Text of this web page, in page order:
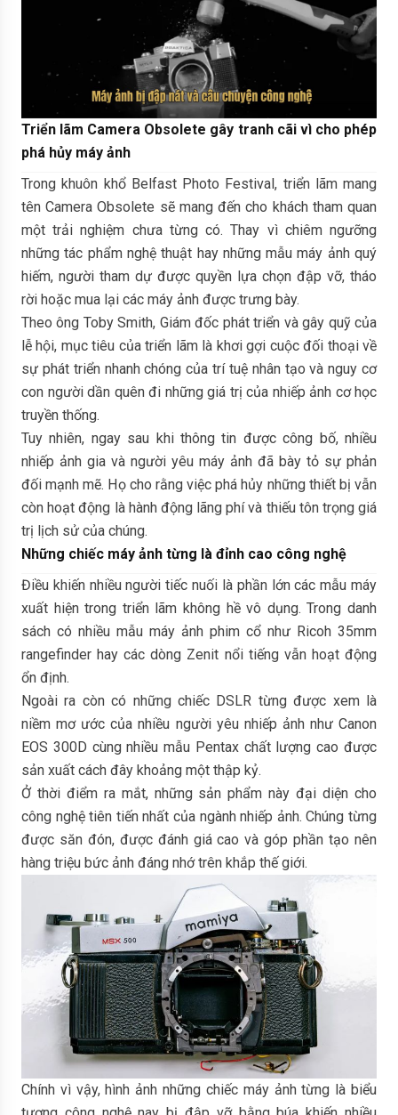
Triển lãm Camera Obsolete gây tranh cãi vì cho phép
phá hủy máy ảnh
Trong khuôn khổ Belfast Photo Festival, triển lãm mang
tên Camera Obsolete sẽ mang đến cho khách tham quan
một trải nghiệm chưa từng có. Thay vì chiêm ngưỡng
những tác phẩm nghệ thuật hay những mẫu máy ảnh quý
hiếm, người tham dự được quyền lựa chọn đập vỡ, tháo
rời hoặc mua lại các máy ảnh được trưng bày.
Theo ông Toby Smith, Giám đốc phát triển và gây quỹ của
lễ hội, mục tiêu của triển lãm là khơi gợi cuộc đối thoại về
sự phát triển nhanh chóng của trí tuệ nhân tạo và nguy cơ
con người dần quên đi những giá trị của nhiếp ảnh cơ học
truyền thống.
Tuy nhiên, ngay sau khi thông tin được công bố, nhiều
nhiếp ảnh gia và người yêu máy ảnh đã bày tỏ sự phản
đối mạnh mẽ. Họ cho rằng việc phá hủy những thiết bị vẫn
còn hoạt động là hành động lãng phí và thiếu tôn trọng giá
trị lịch sử của chúng.
Những chiếc máy ảnh từng là đỉnh cao công nghệ
Điều khiến nhiều người tiếc nuối là phần lớn các mẫu máy
xuất hiện trong triển lãm không hề vô dụng. Trong danh
sách có nhiều mẫu máy ảnh phim cổ như Ricoh 35mm
rangefinder hay các dòng Zenit nổi tiếng vẫn hoạt động
ổn định.
Ngoài ra còn có những chiếc DSLR từng được xem là
niềm mơ ước của nhiều người yêu nhiếp ảnh như Canon
EOS 300D cùng nhiều mẫu Pentax chất lượng cao được
sản xuất cách đây khoảng một thập kỷ.
Ở thời điểm ra mắt, những sản phẩm này đại diện cho
công nghệ tiên tiến nhất của ngành nhiếp ảnh. Chúng từng
được săn đón, được đánh giá cao và góp phần tạo nên
hàng triệu bức ảnh đáng nhớ trên khắp thế giới.
Chính vì vậy, hình ảnh những chiếc máy ảnh từng là biểu